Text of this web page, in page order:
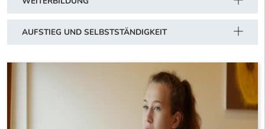
AUFSTIEG UND SELBSTSTÄNDIGKEIT